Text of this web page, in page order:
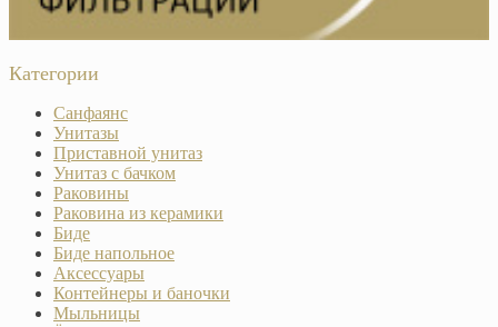
Категории
Санфаянс
Унитазы
Приставной унитаз
Унитаз с бачком
Раковины
Раковина из керамики
Биде
Биде напольное
Аксессуары
Контейнеры и баночки
Мыльницы